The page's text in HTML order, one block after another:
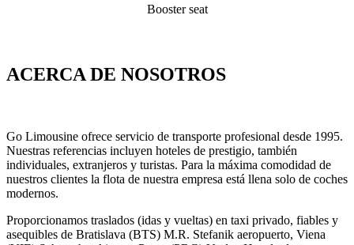
Booster seat
ACERCA DE NOSOTROS
Go Limousine ofrece servicio de transporte profesional desde 1995.
Nuestras referencias incluyen hoteles de prestigio, también
individuales, extranjeros y turistas. Para la máxima comodidad de
nuestros clientes la flota de nuestra empresa está llena solo de coches
modernos.
Proporcionamos traslados (idas y vueltas) en taxi privado, fiables y
asequibles de Bratislava (BTS) M.R. Stefanik aeropuerto, Viena